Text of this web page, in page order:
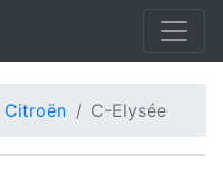
Citroën C-Elysée